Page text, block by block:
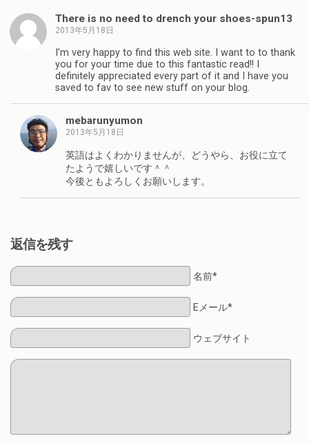
There is no need to drench your shoes-spun13
2013年5月18日
I’m very happy to find this web site. I want to to thank
you for your time due to this fantastic read!! I
definitely appreciated every part of it and I have you
saved to fav to see new stuff on your blog.
mebarunyumon
2013年5月18日
英語はよくわかりませんが、どうやら、お役に立て
たようで嬉しいです＾＾
今後ともよろしくお願いします。
返信を残す
名前*
Eメール*
ウェブサイト